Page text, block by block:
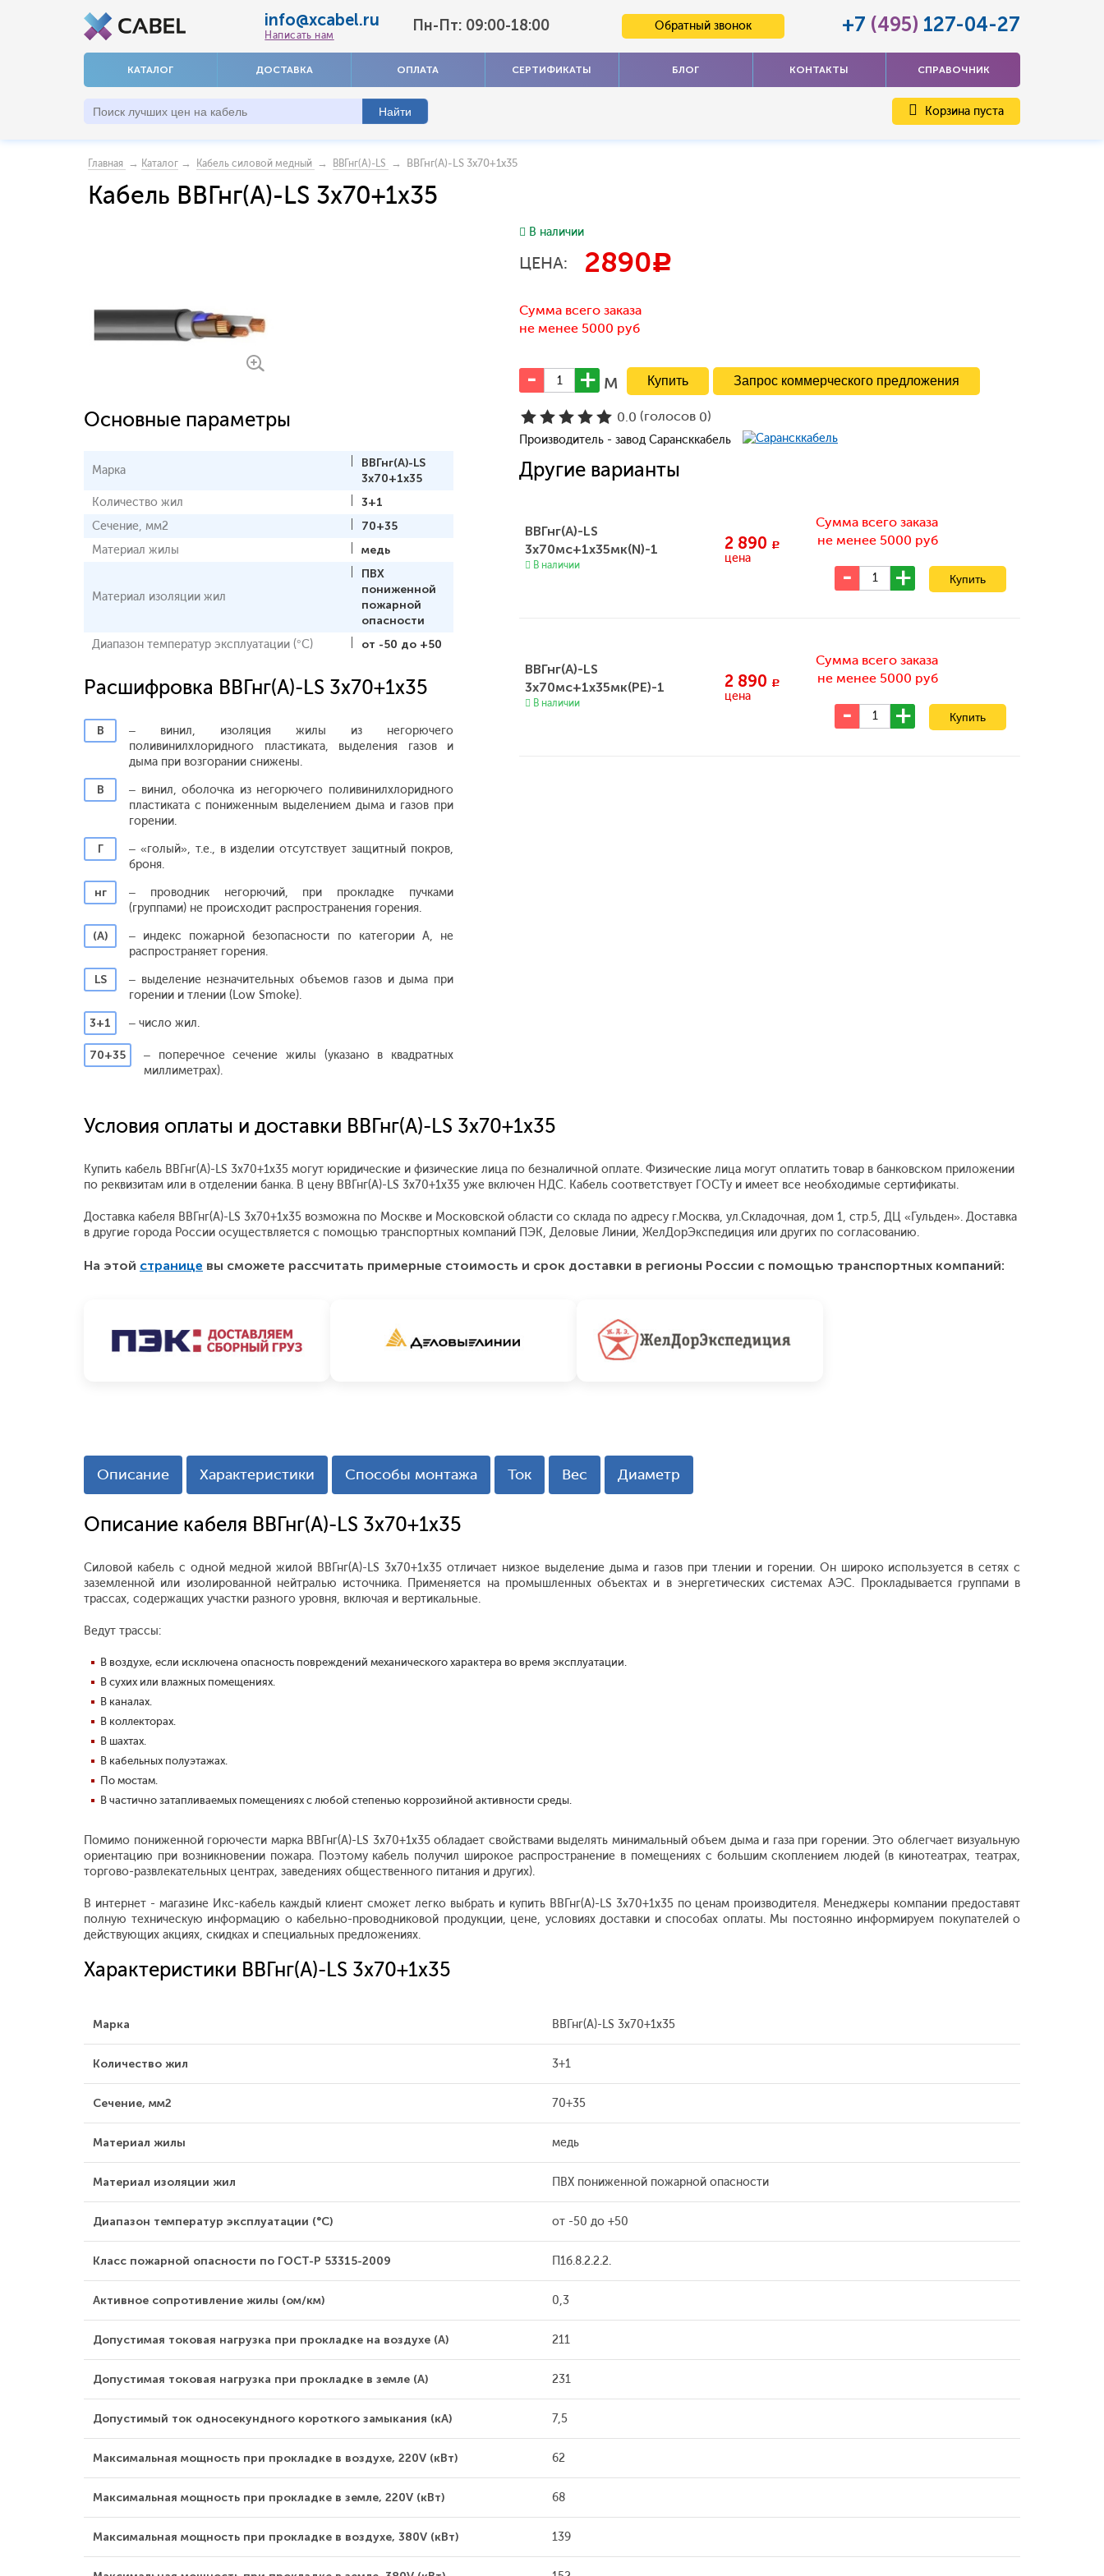
info@xcabel.ru
Написать нам
Пн-Пт: 09:00-18:00 Обратный звонок +7 (495) 127-04-27
КАТАЛОГ ДОСТАВКА ОПЛАТА СЕРТИФИКАТЫ БЛОГ КОНТАКТЫ СПРАВОЧНИК
Корзина пуста
Главная → Каталог → Кабель силовой медный → ВВГнг(А)-LS → ВВГнг(А)-LS 3x70+1x35
Кабель ВВГнг(А)-LS 3x70+1x35
Основные параметры
Марка
ВВГнг(А)-LS
3x70+1x35
Количество жил
3+1
Сечение, мм2
70+35
Материал жилы
медь
Материал изоляции жил
ПВХ
пониженной
пожарной
опасности
Диапазон температур эксплуатации (°С)
от -50 до +50
Расшифровка ВВГнг(А)-LS 3x70+1x35
В
– винил, изоляция жилы из негорючего
поливинилхлоридного пластиката, выделения газов и
дыма при возгорании снижены.
В
– винил, оболочка из негорючего поливинилхлоридного
пластиката с пониженным выделением дыма и газов при
горении.
Г
– «голый», т.е., в изделии отсутствует защитный покров,
броня.
нг
– проводник негорючий, при прокладке пучками
(группами) не происходит распространения горения.
(А)
– индекс пожарной безопасности по категории А, не
распространяет горения.
LS
– выделение незначительных объемов газов и дыма при
горении и тлении (Low Smoke).
3+1
– число жил.
70+35
– поперечное сечение жилы (указано в квадратных
миллиметрах).
В наличии
ЦЕНА: 2890c
Сумма всего заказа
не менее 5000 руб
м Запрос коммерческого предложения
0.0 (голосов 0)
Производитель - завод Сарансккабель
Другие варианты
ВВГнг(А)-LS
3x70мс+1x35мк(N)-1
В наличии
2 890 c
цена
Сумма всего заказа
не менее 5000 руб
ВВГнг(А)-LS
3x70мс+1x35мк(PE)-1
В наличии
2 890 c
цена
Сумма всего заказа
не менее 5000 руб
Условия оплаты и доставки ВВГнг(А)-LS 3x70+1x35
Купить кабель ВВГнг(А)-LS 3x70+1x35 могут юридические и физические лица по безналичной оплате. Физические лица могут оплатить товар в банковском приложении
по реквизитам или в отделении банка. В цену ВВГнг(А)-LS 3x70+1x35 уже включен НДС. Кабель соответствует ГОСТу и имеет все необходимые сертификаты.
Доставка кабеля ВВГнг(А)-LS 3x70+1x35 возможна по Москве и Московской области со склада по адресу г.Москва, ул.Складочная, дом 1, стр.5, ДЦ «Гульден». Доставка
в другие города России осуществляется с помощью транспортных компаний ПЭК, Деловые Линии, ЖелДорЭкспедиция или других по согласованию.
На этой странице вы сможете рассчитать примерные стоимость и срок доставки в регионы России с помощью транспортных компаний:
Описание Характеристики Способы монтажа Ток Вес Диаметр
Описание кабеля ВВГнг(А)-LS 3x70+1x35
Силовой кабель с одной медной жилой ВВГнг(А)-LS 3x70+1x35 отличает низкое выделение дыма и газов при тлении и горении. Он широко используется в сетях с
заземленной или изолированной нейтралью источника. Применяется на промышленных объектах и в энергетических системах АЭС. Прокладывается группами в
трассах, содержащих участки разного уровня, включая и вертикальные.
Ведут трассы:
В воздухе, если исключена опасность повреждений механического характера во время эксплуатации.
В сухих или влажных помещениях.
В каналах.
В коллекторах.
В шахтах.
В кабельных полуэтажах.
По мостам.
В частично затапливаемых помещениях с любой степенью коррозийной активности среды.
Помимо пониженной горючести марка ВВГнг(А)-LS 3x70+1x35 обладает свойствами выделять минимальный объем дыма и газа при горении. Это облегчает визуальную
ориентацию при возникновении пожара. Поэтому кабель получил широкое распространение в помещениях с большим скоплением людей (в кинотеатрах, театрах,
торгово-развлекательных центрах, заведениях общественного питания и других).
В интернет - магазине Икс-кабель каждый клиент сможет легко выбрать и купить ВВГнг(А)-LS 3x70+1x35 по ценам производителя. Менеджеры компании предоставят
полную техническую информацию о кабельно-проводниковой продукции, цене, условиях доставки и способах оплаты. Мы постоянно информируем покупателей о
действующих акциях, скидках и специальных предложениях.
Характеристики ВВГнг(А)-LS 3x70+1x35
Марка ВВГнг(А)-LS 3x70+1x35
Количество жил 3+1
Сечение, мм2 70+35
Материал жилы медь
Материал изоляции жил ПВХ пониженной пожарной опасности
Диапазон температур эксплуатации (°С) от -50 до +50
Класс пожарной опасности по ГОСТ-Р 53315-2009 П1б.8.2.2.2.
Активное сопротивление жилы (ом/км) 0,3
Допустимая токовая нагрузка при прокладке на воздухе (А) 211
Допустимая токовая нагрузка при прокладке в земле (А) 231
Допустимый ток односекундного короткого замыкания (кА) 7,5
Максимальная мощность при прокладке в воздухе, 220V (кВт) 62
Максимальная мощность при прокладке в земле, 220V (кВт) 68
Максимальная мощность при прокладке в воздухе, 380V (кВт) 139